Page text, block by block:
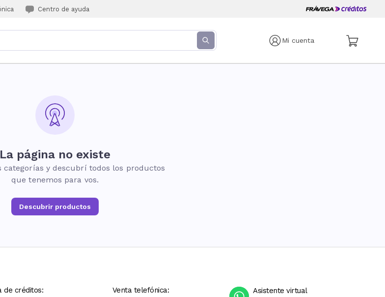
Centro de ayuda
Mi cuenta
La página no existe
categorías y descubrí todos los productos
que tenemos para vos.
Descubrir productos
de créditos: Venta telefónica: Asistente virtual